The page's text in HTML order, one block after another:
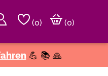
(0)
(0)
💪 📚 🙏